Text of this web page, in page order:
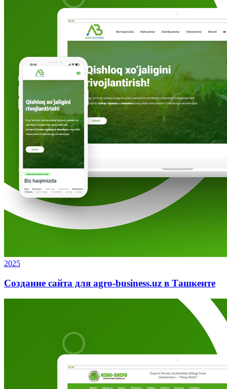
2025
Создание сайта для agro-business.uz в Ташкенте